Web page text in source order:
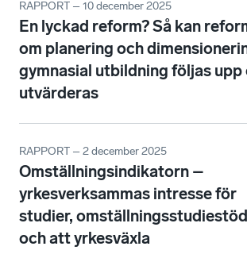
RAPPORT – 10 december 2025
En lyckad reform? Så kan
om planering och
gymnasial utbildning följas upp
utvärderas
RAPPORT – 2 december 2025
Omställningsindikatorn –
yrkesverksammas intresse för
studier,
och att yrkesväxla